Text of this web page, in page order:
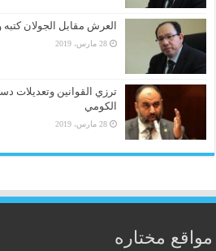
العرش مقابل الجولان كتبه
28 مارس، 2019
ترزي القوانين وتعديلات
الكومي
28 مارس، 2019
مواقع مختاره